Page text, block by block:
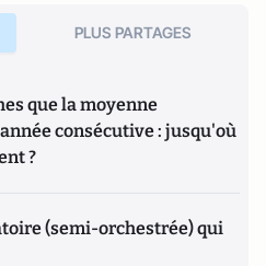
PLUS PARTAGES
que la moyenne
consécutive : jusqu'où
?
(semi-orchestrée) qui